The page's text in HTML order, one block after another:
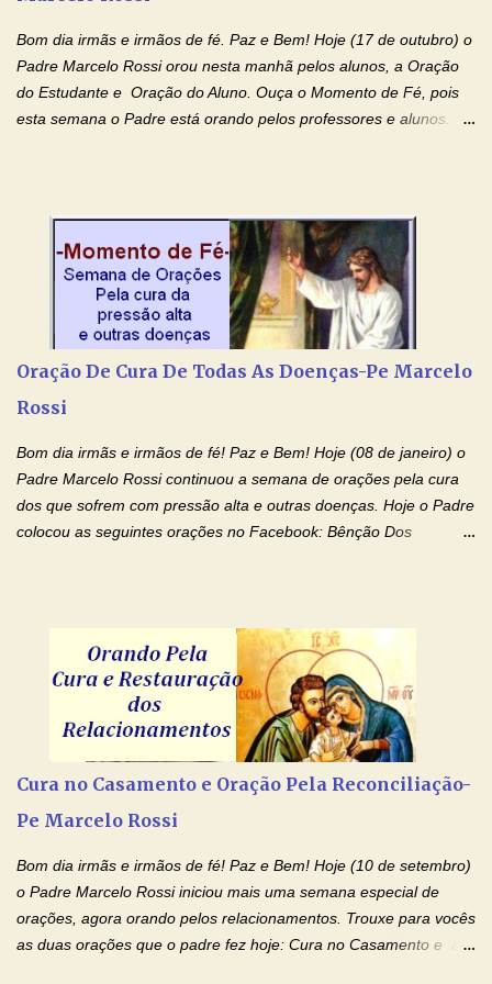
Bom dia irmãs e irmãos de fé. Paz e Bem! Hoje (17 de outubro) o
Padre Marcelo Rossi orou nesta manhã pelos alunos, a Oração
do Estudante e Oração do Aluno. Ouça o Momento de Fé, pois
esta semana o Padre está orando pelos professores e alunos.
intelectualmente e espiritualmente para o dia da prova. Confie no
amor Ágape de Jesus e no amor materno de Nossa Senhora.
Fique com a paz de Jesus e o amor de Maria! Adriana-Devoção e
Fé Oração do Estudante I Senhor, eu sou estudante, e por sinal,
inteligente. Prova isto é o fato de eu estar aqui, conversando com
de estudar. Mas, como o Senhor sabe, a vida de estudante nem
sempre é fácil. A rotina cansa e o aprender exige uma série de
Oração De Cura De Todas As Doenças-Pe Marcelo
Rossi
Bom dia irmãs e irmãos de fé! Paz e Bem! Hoje (08 de janeiro) o
Padre Marcelo Rossi continuou a semana de orações pela cura
dos que sofrem com pressão alta e outras doenças. Hoje o Padre
colocou as seguintes orações no Facebook: Bênção Dos
Senhora! Adriana-Devoção e Fé Bênção Dos Enfermos O Senhor
Jesus esteja ao vosso lado, para vos defender, dentro de vós,
para vos conservar; diante de vós, pra vos conduzir; atrás de vós
para vos guardar; acima de vós, para vos abençoar. Ele que vive
e reina pelos séculos dos séculos. Amém! Oração De Cura De
Nome † (sinal da cruz), que está acima de todo Nome, que todos
os padrões de enfermidade física transmitidos em minha linha de
os laços...
Cura no Casamento e Oração Pela Reconciliação-
Pe Marcelo Rossi
Bom dia irmãs e irmãos de fé! Paz e Bem! Hoje (10 de setembro)
o Padre Marcelo Rossi iniciou mais uma semana especial de
orações, agora orando pelos relacionamentos. Trouxe para vocês
as duas orações que o padre fez hoje: Cura no Casamento e a